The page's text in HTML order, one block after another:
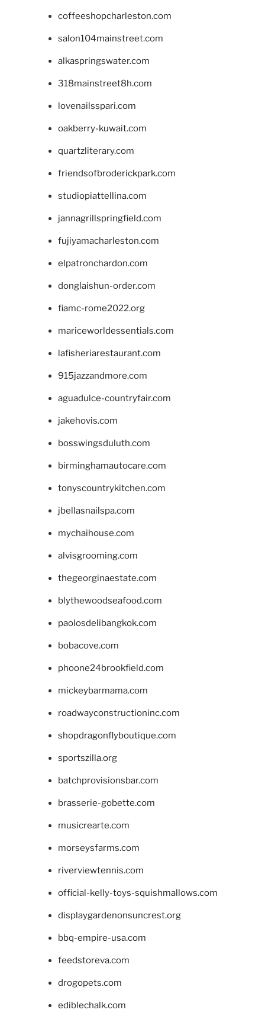
coffeeshopcharleston.com
salon104mainstreet.com
alkaspringswater.com
318mainstreet8h.com
lovenailsspari.com
oakberry-kuwait.com
quartzliterary.com
friendsofbroderickpark.com
studiopiattellina.com
jannagrillspringfield.com
fujiyamacharleston.com
elpatronchardon.com
donglaishun-order.com
fiamc-rome2022.org
mariceworldessentials.com
lafisheriarestaurant.com
915jazzandmore.com
aguadulce-countryfair.com
jakehovis.com
bosswingsduluth.com
birminghamautocare.com
tonyscountrykitchen.com
jbellasnailspa.com
mychaihouse.com
alvisgrooming.com
thegeorginaestate.com
blythewoodseafood.com
paolosdelibangkok.com
bobacove.com
phoone24brookfield.com
mickeybarmama.com
roadwayconstructioninc.com
shopdragonflyboutique.com
sportszilla.org
batchprovisionsbar.com
brasserie-gobette.com
musicrearte.com
morseysfarms.com
riverviewtennis.com
official-kelly-toys-squishmallows.com
displaygardenonsuncrest.org
bbq-empire-usa.com
feedstoreva.com
drogopets.com
ediblechalk.com